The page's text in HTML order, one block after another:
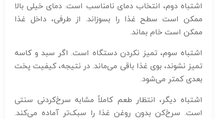
اشتباه دوم، انتخاب دمای نامناسب است. دمای خیلی بالا
ممکن است سطح غذا را بسوزاند. از طرفی، داخل غذا
ممکن است خام بماند.
اشتباه سوم، تمیز نکردن دستگاه است. اگر سبد و کاسه
تمیز نشوند، بوی غذا باقی می‌ماند. در نتیجه، کیفیت پخت
بعدی کمتر می‌شود.
اشتباه دیگر، انتظار طعم کاملاً مشابه سرخ‌کردنی سنتی
است. سرخ‌کن بدون روغن غذا را سبک‌تر آماده می‌کند.